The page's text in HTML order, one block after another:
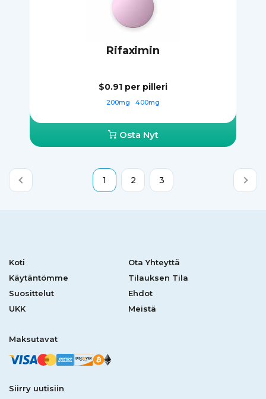
Rifaximin
$0.91 per pilleri
200mg 400mg
Osta Nyt
1 2 3
Koti
Ota Yhteyttä
Käytäntömme
Tilauksen Tila
Suosittelut
Ehdot
UKK
Meistä
Maksutavat
Siirry uutisiin